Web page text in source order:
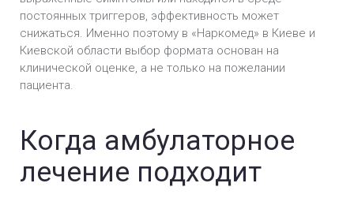
постоянных триггеров, эффективность может
снижаться. Именно поэтому в «Наркомед» в Киеве и
Киевской области выбор формата основан на
клинической оценке, а не только на пожелании
пациента.
Когда амбулаторное
лечение подходит